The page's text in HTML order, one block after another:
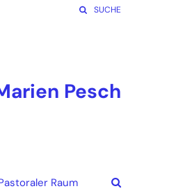
SUCHE
Pesch
Raum